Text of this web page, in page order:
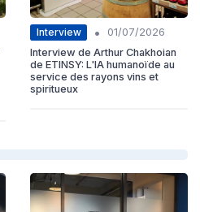
Interview •
01/07/2026
Interview de Arthur Chakhoian
de ETINSY: L'IA humanoïde au
service des rayons vins et
spiritueux